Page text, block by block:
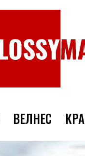
ВЕЛНЕС